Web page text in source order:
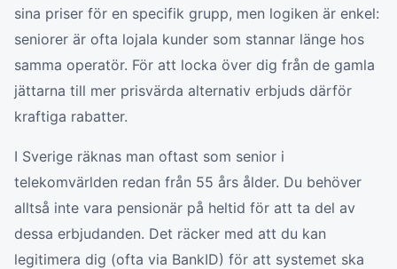
sina priser för en specifik grupp, men logiken är enkel:
seniorer är ofta lojala kunder som stannar länge hos
samma operatör. För att locka över dig från de gamla
jättarna till mer prisvärda alternativ erbjuds därför
kraftiga rabatter.
I Sverige räknas man oftast som senior i
telekomvärlden redan från 55 års ålder. Du behöver
alltså inte vara pensionär på heltid för att ta del av
dessa erbjudanden. Det räcker med att du kan
legitimera dig (ofta via BankID) för att systemet ska